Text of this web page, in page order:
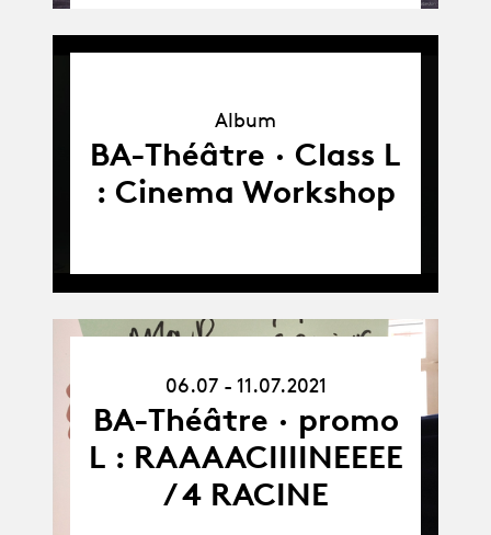
Album
BA-Théâtre · Class L
: Cinema Workshop
11.07.21
06.07 - 11.07.2021
BA-Théâtre · promo
L : RAAAACIIIINEEEE
/ 4 RACINE